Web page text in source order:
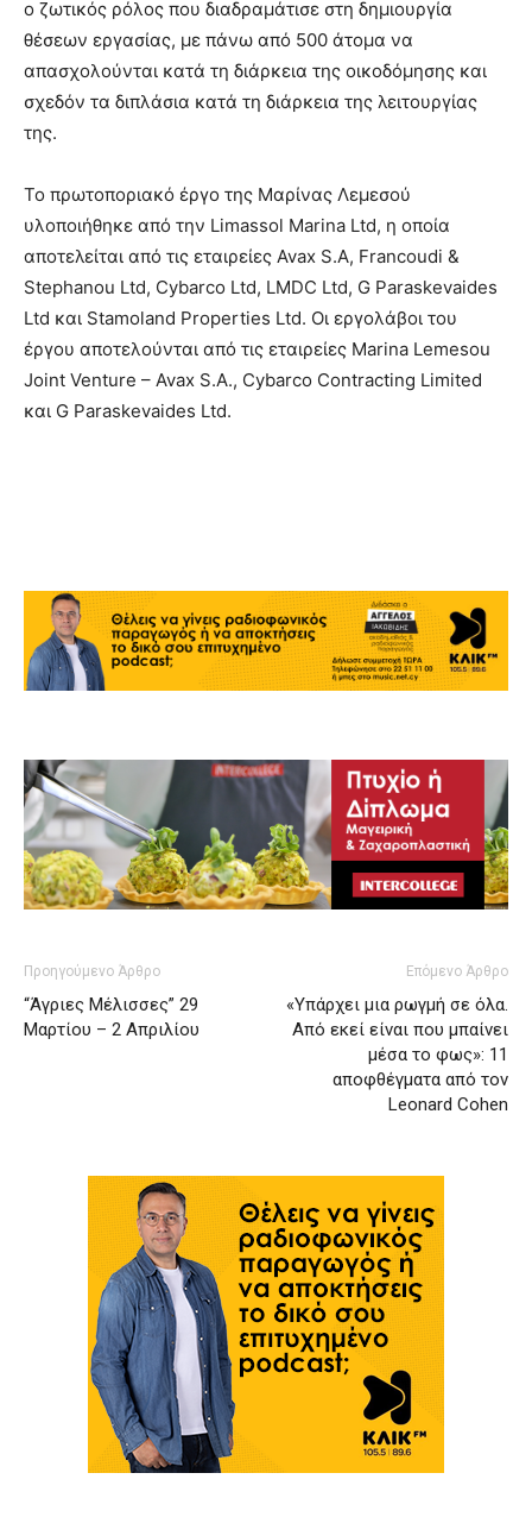
ο ζωτικός ρόλος που διαδραμάτισε στη δημιουργία
θέσεων εργασίας, με πάνω από 500 άτομα να
απασχολούνται κατά τη διάρκεια της οικοδόμησης και
σχεδόν τα διπλάσια κατά τη διάρκεια της λειτουργίας
της.
Το πρωτοποριακό έργο της Μαρίνας Λεμεσού
υλοποιήθηκε από την Limassol Marina Ltd, η οποία
αποτελείται από τις εταιρείες Avax S.A, Francoudi &
Stephanou Ltd, Cybarco Ltd, LMDC Ltd, G Paraskevaides
Ltd και Stamoland Properties Ltd. Οι εργολάβοι του
έργου αποτελούνται από τις εταιρείες Marina Lemesou
Joint Venture – Avax S.A., Cybarco Contracting Limited
και G Paraskevaides Ltd.
Προηγούμενο Άρθρο
“Άγριες Μέλισσες” 29
Μαρτίου – 2 Απριλίου
Επόμενο Άρθρο
«Υπάρχει μια ρωγμή σε όλα.
Από εκεί είναι που μπαίνει
μέσα το φως»: 11
αποφθέγματα από τον
Leonard Cohen